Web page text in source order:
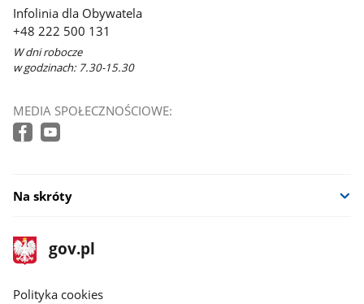
Infolinia dla Obywatela
+48 222 500 131
W dni robocze
w godzinach: 7.30-15.30
MEDIA SPOŁECZNOŚCIOWE:
Na skróty
stopka
gov.pl
Strona
gov.pl
gov.pl
Polityka cookies